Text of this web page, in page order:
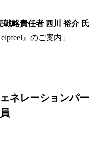
略責任者 西川 裕介 氏
』のご案内」
ネレーションパー